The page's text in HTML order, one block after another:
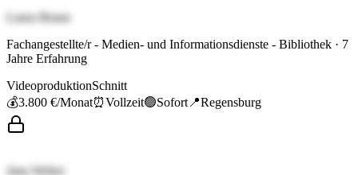
Laura Braun
Fachangestellte/r - Medien- und Informationsdienste - Bibliothek · 7
Jahre Erfahrung
VideoproduktionSchnitt
💰3.800 €/Monat⏰Vollzeit🟢Sofort 📍Regensburg
Jana Weber